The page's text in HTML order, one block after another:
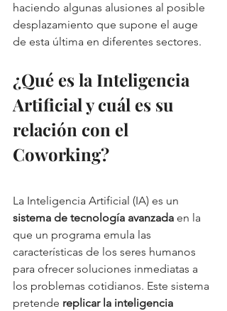
haciendo algunas alusiones al posible
desplazamiento que supone el auge
de esta última en diferentes sectores.
¿Qué es la Inteligencia
Artificial y cuál es su
relación con el
Coworking?
La Inteligencia Artificial (IA) es un
sistema de tecnología avanzada en la
que un programa emula las
características de los seres humanos
para ofrecer soluciones inmediatas a
los problemas cotidianos. Este sistema
pretende replicar la inteligencia